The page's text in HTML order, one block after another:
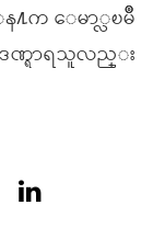
႔က ေမာ္လၿမိဳ
ဒဏ္ရာရသူလည္း